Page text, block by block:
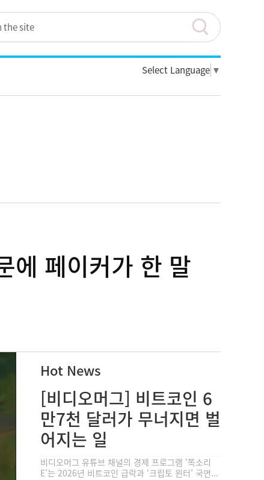
Select Language ▼
에 페이커가 한 말
Hot News
[비디오머그] 비트코인 6
만7천 달러가 무너지면 벌
어지는 일
비디오머그 유튜브 채널의 경제 프로그램 ‘똑소리
E’는 2026년 비트코인 급락과 ‘크립토 윈터’ 국면...